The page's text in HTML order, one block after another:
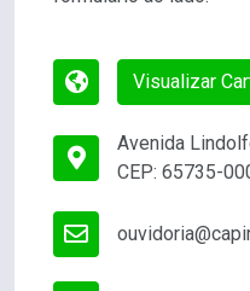
Visualizar
Avenida
CEP: 65735-